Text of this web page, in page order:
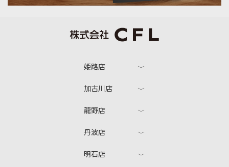
姫路店
加古川店
龍野店
丹波店
明石店